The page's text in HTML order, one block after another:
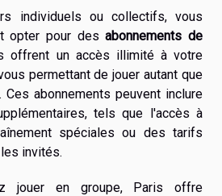
individuels ou collectifs, vous
opter pour desabonnements de
offrent un accès illimité à votre
permettant de jouer autant que
abonnements peuvent inclure
tels que l'accès à
spéciales ou des tarifs
invités.
jouer en groupe, Paris offre